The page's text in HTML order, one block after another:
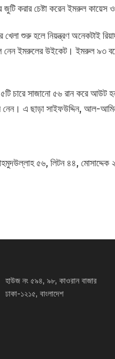
করার চেষ্টা করেন ইমরুল কায়েস
শুরু হলে নিয়ন্ত্রণ অনেকটাই
ইমরুলের উইকেট। ইমরুল ৯৩
৫টি চারে সাজানো ৫৬ রান করে
নেন। এ ছাড়া সাইফউদ্দিন, আল-
৫৬, লিটন ৪৪,
হাউজ নং ৫৯৪, ৯৮, কাওরান বাজার
ঢাকা-১২১৫, বাংলাদেশ